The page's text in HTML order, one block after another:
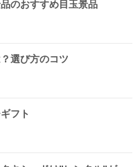
のおすすめ目玉景品
選び方のコツ
フト